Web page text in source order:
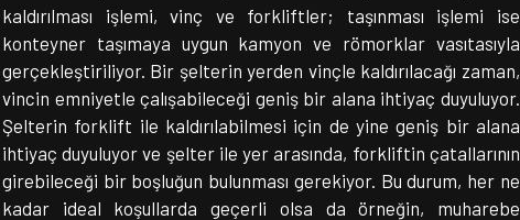
kaldırılması işlemi, vinç ve forkliftler; taşınması işlemi ise
konteyner taşımaya uygun kamyon ve römorklar vasıtasıyla
gerçekleştiriliyor. Bir şelterin yerden vinçle kaldırılacağı zaman,
vincin emniyetle çalışabileceği geniş bir alana ihtiyaç duyuluyor.
Şelterin forklift ile kaldırılabilmesi için de yine geniş bir alana
ihtiyaç duyuluyor ve şelter ile yer arasında, forkliftin çatallarının
girebileceği bir boşluğun bulunması gerekiyor. Bu durum, her ne
kadar ideal koşullarda geçerli olsa da örneğin, muharebe